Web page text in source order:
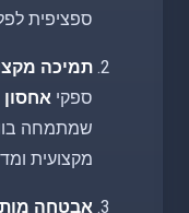
ספציפית
תמיכה
ספקי אחסון
שמתמחה
מקצועית
אבטחה